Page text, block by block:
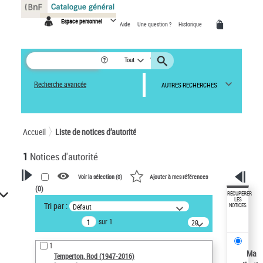
Espace personnel Aide Une question ? Historique
Tout
Recherche avancée AUTRES RECHERCHES
Accueil Liste de notices d’autorité
1 Notices d'autorité
VOTRE RECHERCHE
Recherche avancée dans les
notices d’autorité
Œuvres liées à l'auteur :
Temperton, Rod (1947-2016)
Voir la sélection (0) Ajouter à mes références
(0)
Tri par : Défaut
sur 1
20
résultats/page
1
Temperton, Rod (1947-2016)
RÉCUPÉRER
LES
NOTICES
Ma
Panneau de gestion des cookies